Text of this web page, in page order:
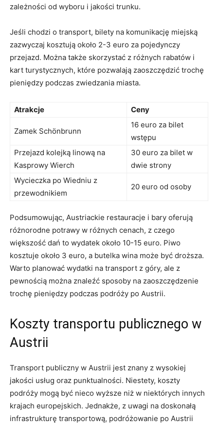
zależności od wyboru ⁤i jakości trunku.
Jeśli ⁣chodzi⁣ o transport, bilety na komunikację miejską
⁤zazwyczaj kosztują około 2-3 euro⁤ za pojedynczy
przejazd.⁣ Można‍ także skorzystać z różnych rabatów i
kart turystycznych, które pozwalają zaoszczędzić trochę
⁢pieniędzy​ podczas zwiedzania miasta.
Atrakcje Ceny
Zamek Schönbrunn
16 euro za‍ bilet
⁢wstępu
Przejazd kolejką linową na
Kasprowy Wierch
30 euro ‍za bilet w
dwie strony
Wycieczka po Wiedniu z
przewodnikiem
20 euro od osoby
Podsumowując, Austriackie restauracje i bary oferują
różnorodne ​potrawy w różnych cenach, z czego
większość dań‌ to wydatek ⁢około 10-15 euro. ⁤Piwo
kosztuje około ‍3 ⁢euro, ⁢a butelka wina może być⁤ droższa.
Warto ​planować wydatki na‌ transport z góry, ⁤ale z
pewnością⁢ można znaleźć sposoby na zaoszczędzenie⁣
trochę pieniędzy podczas podróży po Austrii.
Koszty‍ transportu publicznego w
Austrii
Transport publiczny ⁤w Austrii jest znany⁢ z⁢ wysokiej
jakości ‌usług oraz⁤ punktualności. Niestety, koszty
podróży mogą być ‍nieco wyższe niż w niektórych innych‌
krajach europejskich. Jednakże, z ⁣uwagi na doskonałą
infrastrukturę transportową, podróżowanie‍ po⁤ Austrii